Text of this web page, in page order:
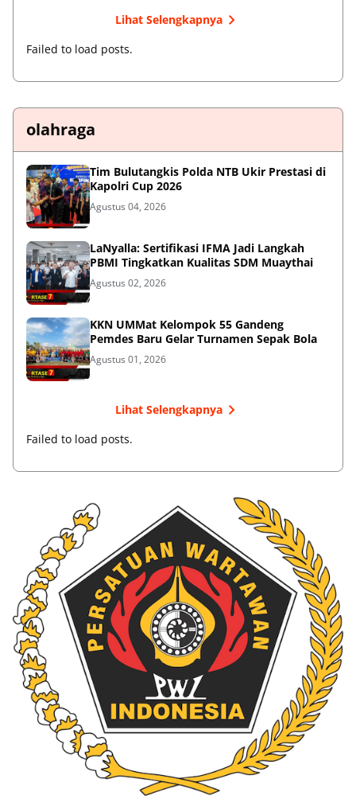
Lihat Selengkapnya
Failed to load posts.
olahraga
Tim Bulutangkis Polda NTB Ukir Prestasi di
Kapolri Cup 2026
Agustus 04, 2026
LaNyalla: Sertifikasi IFMA Jadi Langkah
PBMI Tingkatkan Kualitas SDM Muaythai
Agustus 02, 2026
KKN UMMat Kelompok 55 Gandeng
Pemdes Baru Gelar Turnamen Sepak Bola
Agustus 01, 2026
Lihat Selengkapnya
Failed to load posts.